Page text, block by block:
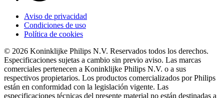
Aviso de privacidad
Condiciones de uso
Política de cookies
© 2026 Koninklijke Philips N.V. Reservados todos los derechos.
Especificaciones sujetas a cambio sin previo aviso. Las marcas
comerciales pertenecen a Koninklijke Philips N.V. o a sus
respectivos propietarios. Los productos comercializados por Philips
están en conformidad con la legislación vigente. Las
especificaciones técnicas del presente material no están destinadas a